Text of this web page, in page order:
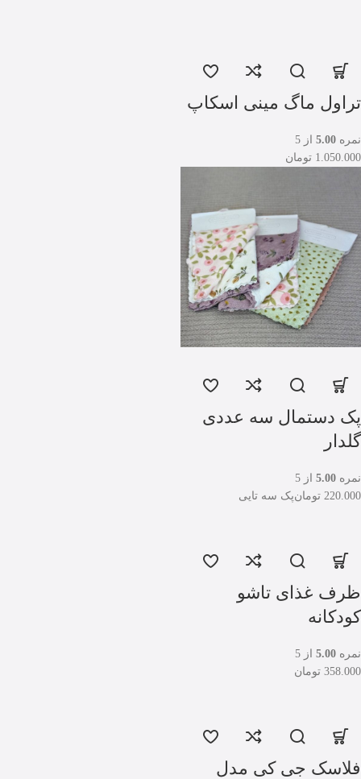
تراول ماگ مینی اسکاپ
نمره 5.00 از 5
1.050.000 تومان
پک دستمال سه عددی
گلدار
نمره 5.00 از 5
220.000 تومانپک سه تایی
ظرف غذای تاشو
کودکانه
نمره 5.00 از 5
358.000 تومان
فلاسک جی کی مدل